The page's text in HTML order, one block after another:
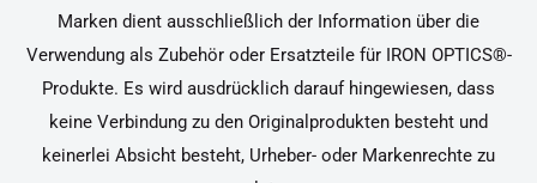
Marken dient ausschließlich der Information über die
Verwendung als Zubehör oder Ersatzteile für IRON OPTICS®-
Produkte. Es wird ausdrücklich darauf hingewiesen, dass
keine Verbindung zu den Originalprodukten besteht und
keinerlei Absicht besteht, Urheber- oder Markenrechte zu